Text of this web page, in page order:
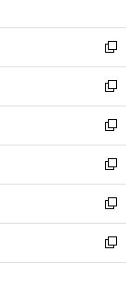
開
く
ウ
で
開
く
ン
ド
ウ
で
開
く
新
し
い
ウ
ィ
ン
ド
ウ
で
開
く
新
し
い
ウ
ィ
ン
ド
ウ
で
開
新
し
い
ウ
ィ
ン
ド
ウ
新
し
い
ウ
ィ
ン
新
し
い
ウ
新
し